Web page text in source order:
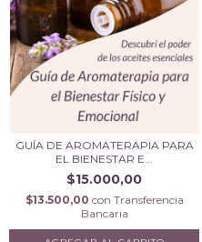
GUÍA DE AROMATERAPIA PARA
EL BIENESTAR E...
$15.000,00
$13.500,00 con Transferencia
Bancaria